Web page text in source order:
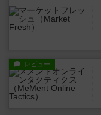
レビュー